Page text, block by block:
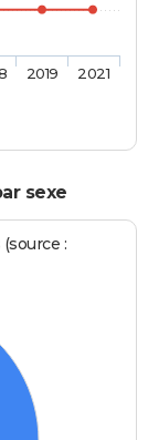
2019 2021
sexe
: